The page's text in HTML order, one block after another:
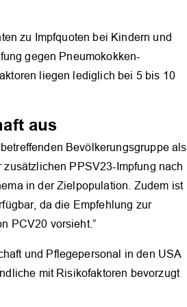
zu Impfquoten bei Kindern und
gegen Pneumokokken-
liegen lediglich bei 5 bis 10
aus
Bevölkerungsgruppe als
PPSV23-Impfung nach
in der Zielpopulation. Zudem ist
da die Empfehlung zur
PCV20 vorsieht.”
und Pflegepersonal in den USA
mit Risikofaktoren bevorzugt